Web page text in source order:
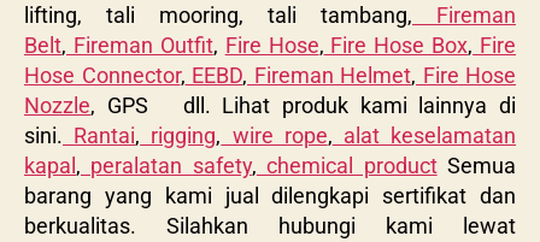
lifting, tali mooring, tali tambang, Fireman
Belt, Fireman Outfit, Fire Hose, Fire Hose Box, Fire
Hose Connector, EEBD, Fireman Helmet, Fire Hose
Nozzle, GPS dll. Lihat produk kami lainnya di
sini. Rantai, rigging, wire rope, alat keselamatan
kapal , peralatan safety, chemical productSemua
barang yang kami jual dilengkapi sertifikat dan
berkualitas. Silahkan hubungi kami lewat